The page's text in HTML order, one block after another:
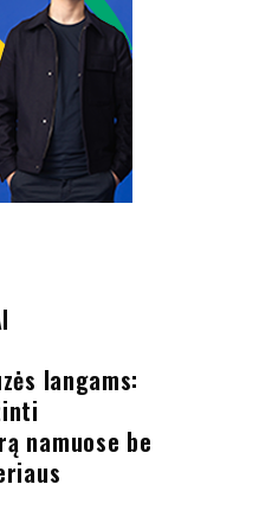
langams:
namuose be